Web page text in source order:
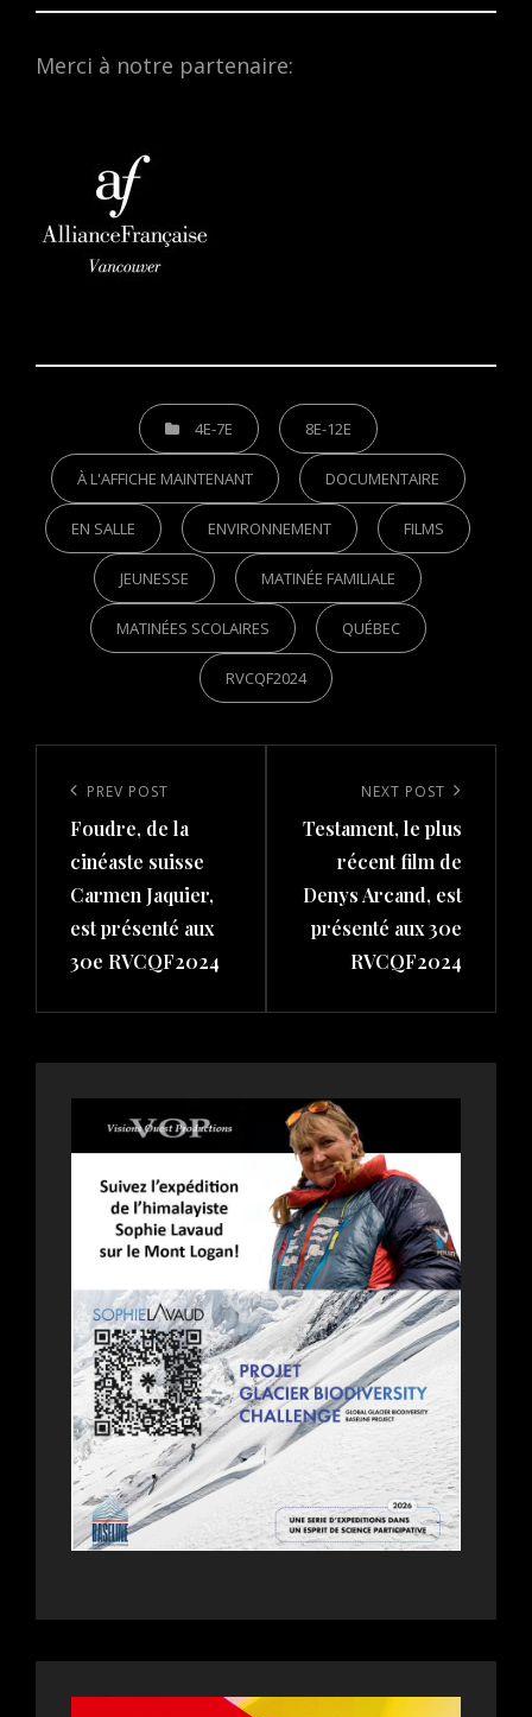
Merci à notre partenaire:
CATEGORIES
4E-7E 8E-12E
À L'AFFICHE MAINTENANT DOCUMENTAIRE
EN SALLE ENVIRONNEMENT FILMS
JEUNESSE MATINÉE FAMILIALE
MATINÉES SCOLAIRES QUÉBEC
RVCQF2024
navigation
Previous
Post
PREV POST
Foudre, de la
cinéaste suisse
Carmen Jaquier,
est présenté aux
30e RVCQF2024
Post
NEXT POST
Testament, le plus
récent film de
Denys Arcand, est
présenté aux 30e
RVCQF2024